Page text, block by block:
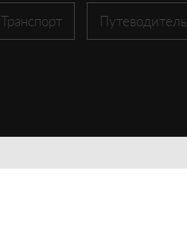
Транспорт Путеводитель